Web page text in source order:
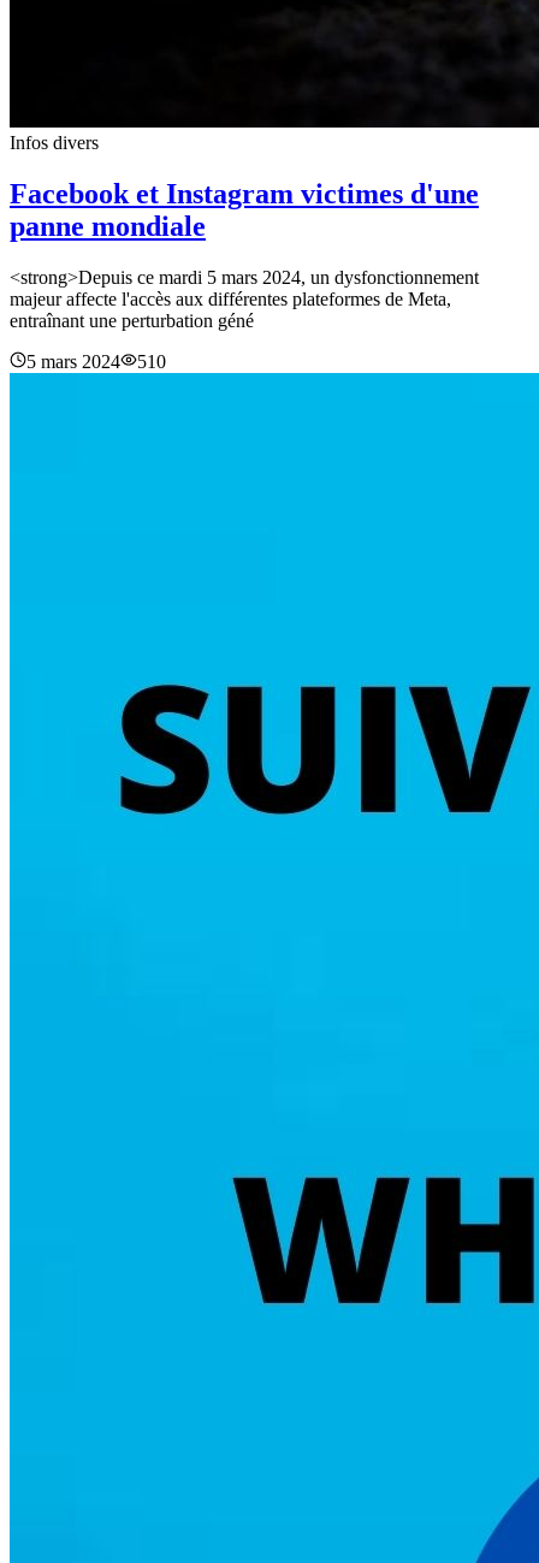
Infos divers
Facebook et Instagram victimes d'une
panne mondiale
<strong>Depuis ce mardi 5 mars 2024, un dysfonctionnement
majeur affecte l'accès aux différentes plateformes de Meta,
entraînant une perturbation géné
5 mars 2024
510